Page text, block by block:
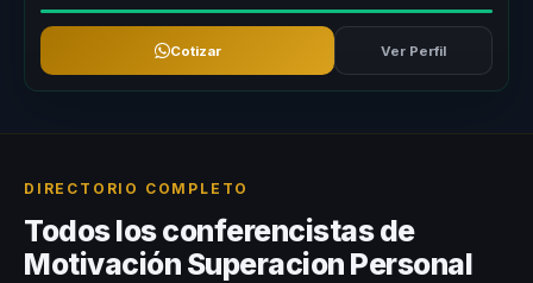
Cotizar Ver Perfil
DIRECTORIO COMPLETO
Todos los conferencistas de
Motivación Superacion Personal